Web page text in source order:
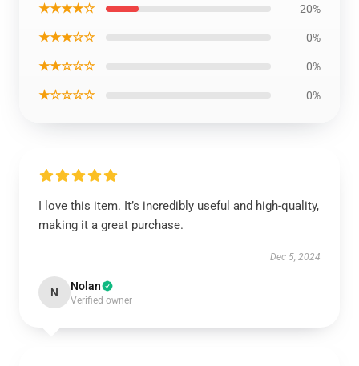
★★★★☆ 20%
★★★☆☆ 0%
★★☆☆☆ 0%
★☆☆☆☆ 0%
I love this item. It’s incredibly useful and high-quality,
making it a great purchase.
Dec 5, 2024
N Nolan
Verified owner